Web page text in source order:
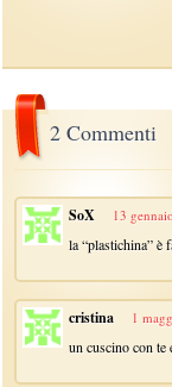
2 Commenti
SoX 13
la “plastichina” è
cristina 1
un cuscino con te